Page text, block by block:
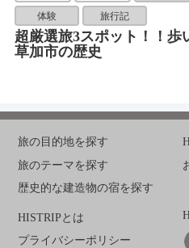
体験 旅行記
超厳選旅3スポット！！歩
草加市の歴史
旅の目的地を探す
旅のテーマを探す
歴史的な建造物の宿を探す
HISTRIPとは
プライバシーポリシー